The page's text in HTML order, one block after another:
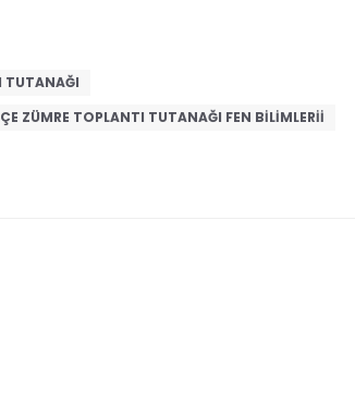
TUTANAĞI
ZÜMRE TOPLANTI TUTANAĞI FEN BILIMLERII